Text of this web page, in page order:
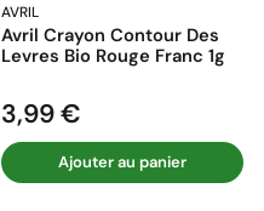
AVRIL
Avril Crayon Contour Des
Levres Bio Rouge Franc 1g
Prix
3,99 €
Ajouter au panier